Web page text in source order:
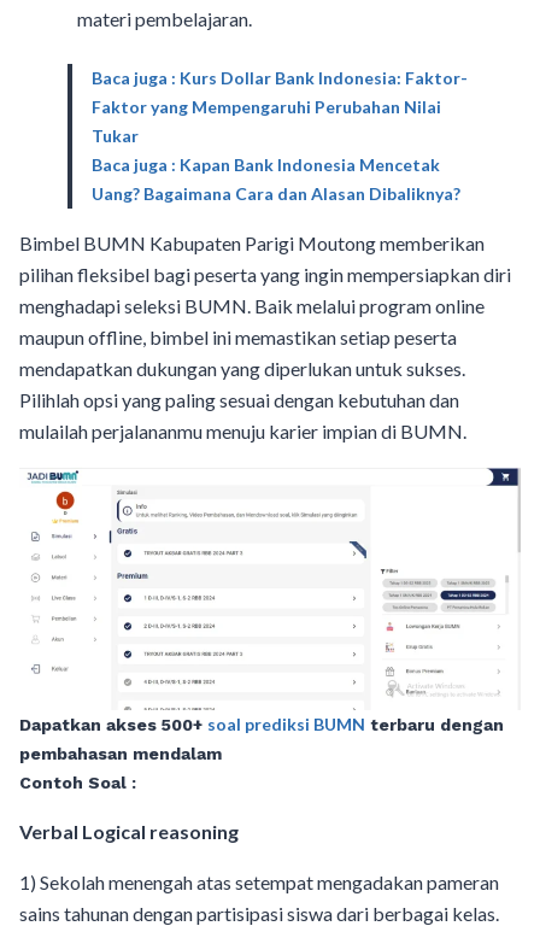
materi pembelajaran.
Baca juga : Kurs Dollar Bank Indonesia: Faktor-
Faktor yang Mempengaruhi Perubahan Nilai
Tukar
Baca juga : Kapan Bank Indonesia Mencetak
Uang? Bagaimana Cara dan Alasan Dibaliknya?
Bimbel BUMN Kabupaten Parigi Moutong memberikan
pilihan fleksibel bagi peserta yang ingin mempersiapkan diri
menghadapi seleksi BUMN. Baik melalui program online
maupun offline, bimbel ini memastikan setiap peserta
mendapatkan dukungan yang diperlukan untuk sukses.
Pilihlah opsi yang paling sesuai dengan kebutuhan dan
mulailah perjalananmu menuju karier impian di BUMN.
Dapatkan akses 500+ soal prediksi BUMN terbaru dengan
pembahasan mendalam
Contoh Soal :
Verbal Logical reasoning
1) Sekolah menengah atas setempat mengadakan pameran
sains tahunan dengan partisipasi siswa dari berbagai kelas.